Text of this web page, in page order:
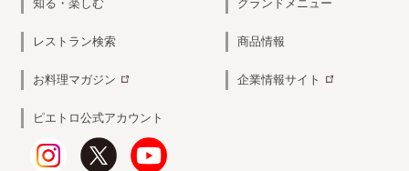
知る・楽しむ グランドメニュー
レストラン検索 商品情報
お料理マガジン 企業情報サイト
ピエトロ公式アカウント